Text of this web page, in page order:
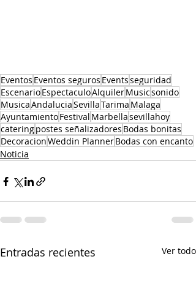
Eventos Eventos seguros Eventsseguridad
EscenarioEspectaculoAlquilerMusicsonido
MusicaAndaluciaSevillaTarima Malaga
AyuntamientoFestival Marbellasevillahoy
cateringpostes señalizadores Bodas bonitas
DecoracionWeddin PlannerBodas con encanto
Noticia
Entradas recientes Ver todo